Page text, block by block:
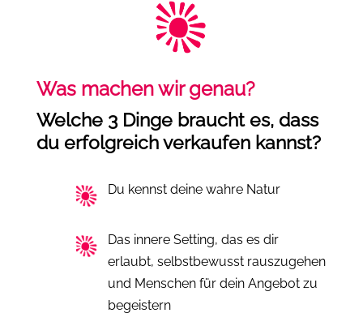
Was machen wir genau?
Welche 3 Dinge braucht es, dass
du erfolgreich verkaufen kannst?
Du kennst deine wahre Natur
Das innere Setting, das es dir
erlaubt, selbstbewusst rauszugehen
und Menschen für dein Angebot zu
begeistern